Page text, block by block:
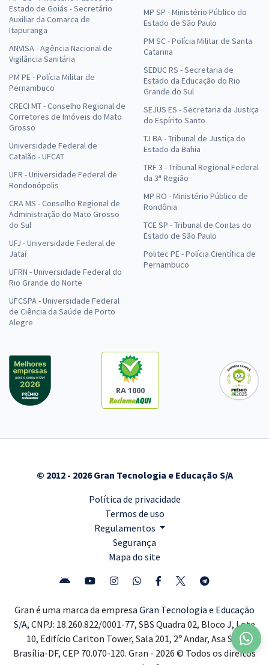
Estado de Goiás - Secretário
Auxiliar da Comarca de
Itapuranga
ANVISA - Agência Nacional de
Vigilância Sanitária
PM PE - Polícia Militar de
Pernambuco
CRECI MT - Conselho Regional de
Corretores de Imóveis do Mato
Grosso
Universidade Federal de
Catalão - UFCAT
UFR - Universidade Federal de
Rondonópolis
CRA MS - Conselho Regional de
Administração do Mato Grosso
do Sul
UFJ - Universidade Federal de
Jataí
UFRN - Universidade Federal do
Rio Grande do Norte
UFCSPA - Universidade Federal
de Ciência da Saúde de Porto
Alegre
MP SP - Ministério Público do
Estado de São Paulo
PM SC - Polícia Militar de Santa
Catarina
SEDUC RS - Secretaria de
Estado da Educação do Rio
Grande do Sul
SEJUS ES - Secretaria da Justiça
do Espírito Santo
TJ BA - Tribunal de Justiça do
Estado da Bahia
TRF 3 - Tribunal Regional Federal
da 3ª Região
MP RO - Ministério Público de
Rondônia
TCE SP - Tribunal de Contas do
Estado de São Paulo
Politec PE - Polícia Científica de
Pernambuco
RA 1000
© 2012 - 2026 Gran Tecnologia e Educação S/A
Política de privacidade
Termos de uso
Regulamentos
Segurança
Mapa do site
Gran é uma marca da empresa Gran Tecnologia e Educação
S/A, CNPJ: 18.260.822/0001-77, SBS Quadra 02, Bloco J, Lote
10, Edifício Carlton Tower, Sala 201, 2º Andar, Asa Sul,
Brasília-DF, CEP 70.070-120. Gran - 2026 © Todos os direitos